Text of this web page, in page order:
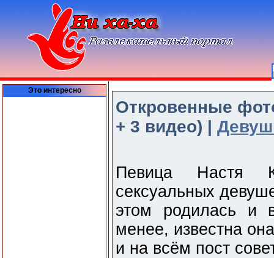
Это интересно
Откровенные
+ 3 видео) |
Певица Настя
сексуальных
этом родилась и
менее, известна
и на всём пост